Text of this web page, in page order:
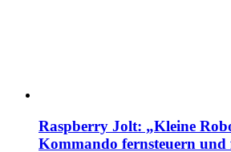
Raspberry Jolt: „Kleine
Kommando fernsteuern und